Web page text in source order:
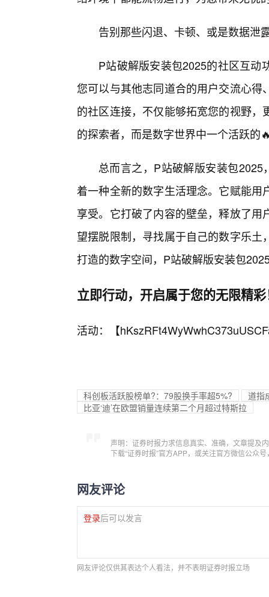
告别那些闪退、卡顿、或是数据泄
P站破解版安装包2025的社区互动
您可以与其他志同道合的用户交流心
的社区连接，不仅能够拓宽您的视野
的探索者，而是数字世界中一个活跃的
总而言之，P站破解版安装包2025
着一种全新的数字生活理念。它赋能
享受。它打破了内容的壁垒，释放了
望摆脱限制，寻找属于自己的数字乐
打造的数字空间，P站破解版安装包
立即行动，开启属于您的无限精
活动：【
科创板活跃股榜单?：79股换手率超5%?
道指
比亚‘迪’在欧盟销量连续第二个月超过特斯拉
声明：证券时报力求信息真实、准确，文章提及
下载“证券时报”官方APP，或关注官方微信公众
网友评论
登录后可以发言
网友评论仅供其表达个人看法，并不表明证券时报立场